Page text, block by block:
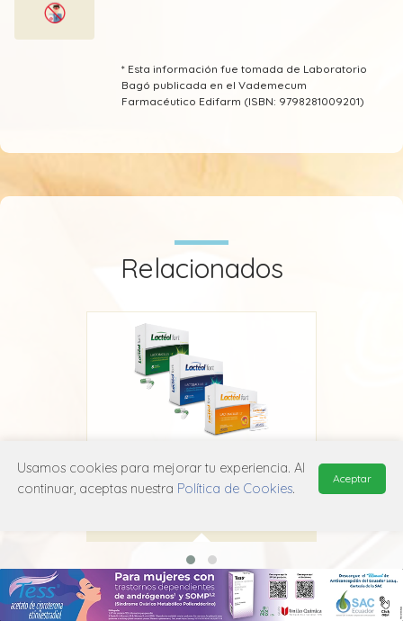
* Esta información fue tomada de Laboratorio
Bagó publicada en el Vademecum
Farmacéutico Edifarm (ISBN: 9798281009201)
Relacionados
Lacteol Forte
Usamos cookies para mejorar tu experiencia. Al
continuar, aceptas nuestra Política de Cookies.
Aceptar